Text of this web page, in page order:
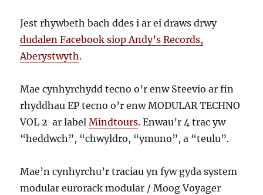
Jest rhywbeth bach ddes i ar ei draws drwy
dudalen Facebook siop Andy’s Records,
Aberystwyth.
Mae cynhyrchydd tecno o’r enw Steevio ar fin
rhyddhau EP tecno o’r enw MODULAR TECHNO
VOL 2 ar labelMindtours. Enwau’r 4 trac yw
“heddwch”, “chwyldro, “ymuno”, a “teulu”.
Mae’n cynhyrchu’r traciau yn fyw gyda system
modular eurorack modular / Moog Voyager